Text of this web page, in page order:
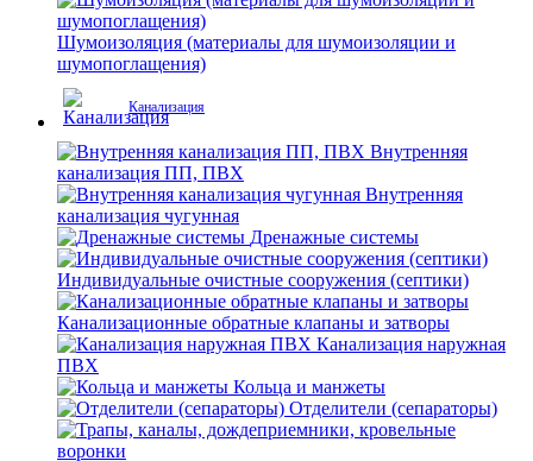
Шумоизоляция (материалы для шумоизоляции и
шумопоглащения)
Канализация
Внутренняя
канализация ПП, ПВХ
Внутренняя
канализация чугунная
Дренажные системы
Индивидуальные очистные сооружения (септики)
Канализационные обратные клапаны и затворы
Канализация наружная
ПВХ
Кольца и манжеты
Отделители (сепараторы)